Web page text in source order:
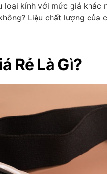
kính với mức giá khác
Liệu chất lượng của
Rẻ Là Gì?